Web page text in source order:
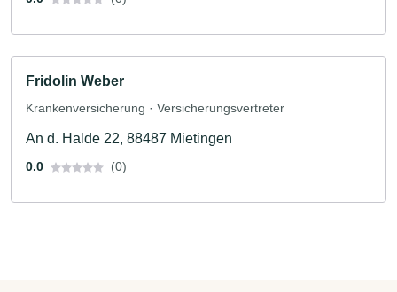
Fridolin Weber
Krankenversicherung · Versicherungsvertreter
An d. Halde 22, 88487 Mietingen
0.0 (0)